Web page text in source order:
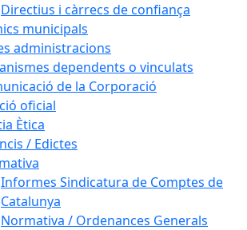
Directius i càrrecs de confiança
municipals
administracions
dependents o vinculats
de la Corporació
oficial
Ètica
/ Edictes
Informes Sindicatura de Comptes de
Catalunya
Normativa / Ordenances Generals